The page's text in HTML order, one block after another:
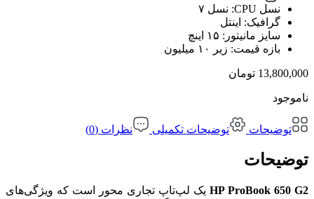
نسل CPU:
نسل ۷
گرافیک: اینتل
سایز مانیتور: ۱۵ اینچ
بازه قیمت: زیر ۱۰ میلیون
13,800,000 تومان
ناموجود
توضیحات توضیحات تکمیلی نظرات (0)
توضیحات
HP ProBook 650 G2 یک لپ‌تاپ تجاری محور است که ویژگی‌های